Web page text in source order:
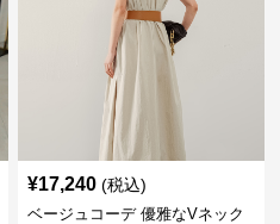
¥17,240 (税込)
ベージュコーデ 優雅なVネック